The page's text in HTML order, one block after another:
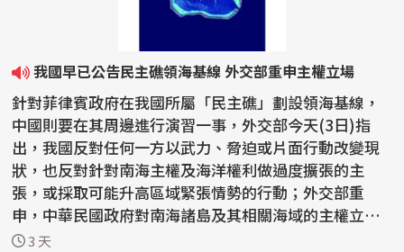
我國早已公告民主礁領海基線 外交部重申主權立場
針對菲律賓政府在我國所屬「民主礁」劃設領海基線，
中國則要在其周邊進行演習一事，外交部今天(3日)指
出，我國反對任何一方以武力、脅迫或片面行動改變現
狀，也反對針對南海主權及海洋權利做過度擴張的主
張，或採取可能升高區域緊張情勢的行動；外交部重
申，中華民國政府對南海諸島及其相關海域的主權立場
一貫明確，沒...
3 天